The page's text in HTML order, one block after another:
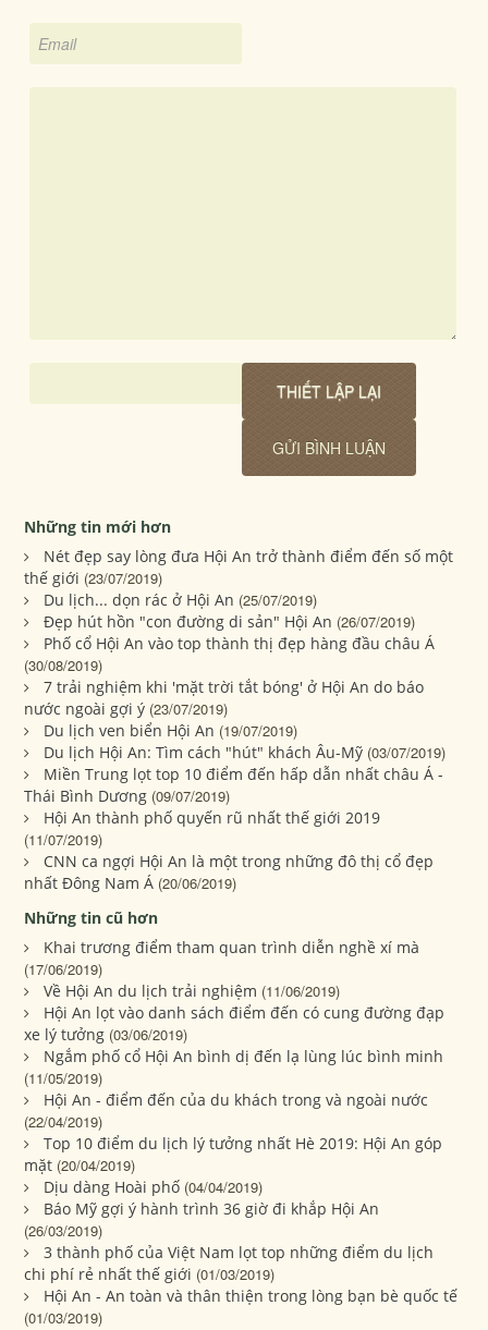
Những tin mới hơn
Nét đẹp say lòng đưa Hội An trở thành điểm đến số một
thế giới (23/07/2019)
Du lịch... dọn rác ở Hội An (25/07/2019)
Đẹp hút hồn "con đường di sản" Hội An (26/07/2019)
Phố cổ Hội An vào top thành thị đẹp hàng đầu châu Á
(30/08/2019)
7 trải nghiệm khi 'mặt trời tắt bóng' ở Hội An do báo
nước ngoài gợi ý (23/07/2019)
Du lịch ven biển Hội An (19/07/2019)
Du lịch Hội An: Tìm cách "hút" khách Âu-Mỹ (03/07/2019)
Miền Trung lọt top 10 điểm đến hấp dẫn nhất châu Á -
Thái Bình Dương (09/07/2019)
Hội An thành phố quyến rũ nhất thế giới 2019
(11/07/2019)
CNN ca ngợi Hội An là một trong những đô thị cổ đẹp
nhất Đông Nam Á (20/06/2019)
Những tin cũ hơn
Khai trương điểm tham quan trình diễn nghề xí mà
(17/06/2019)
Về Hội An du lịch trải nghiệm (11/06/2019)
Hội An lọt vào danh sách điểm đến có cung đường đạp
xe lý tưởng (03/06/2019)
Ngắm phố cổ Hội An bình dị đến lạ lùng lúc bình minh
(11/05/2019)
Hội An - điểm đến của du khách trong và ngoài nước
(22/04/2019)
Top 10 điểm du lịch lý tưởng nhất Hè 2019: Hội An góp
mặt (20/04/2019)
Dịu dàng Hoài phố (04/04/2019)
Báo Mỹ gợi ý hành trình 36 giờ đi khắp Hội An
(26/03/2019)
3 thành phố của Việt Nam lọt top những điểm du lịch
chi phí rẻ nhất thế giới (01/03/2019)
Hội An - An toàn và thân thiện trong lòng bạn bè quốc tế
(01/03/2019)